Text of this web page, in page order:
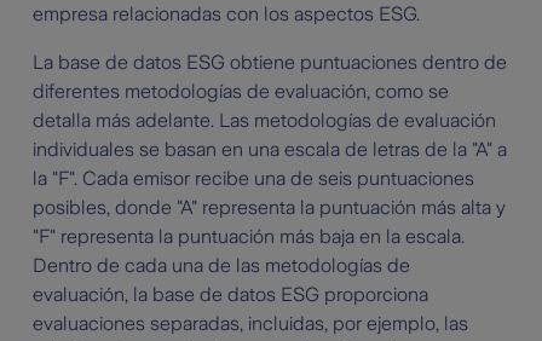
empresa relacionadas con los aspectos ESG.
La base de datos ESG obtiene puntuaciones dentro de
diferentes metodologías de evaluación, como se
detalla más adelante. Las metodologías de evaluación
individuales se basan en una escala de letras de la "A" a
la "F". Cada emisor recibe una de seis puntuaciones
posibles, donde "A" representa la puntuación más alta y
"F" representa la puntuación más baja en la escala.
Dentro de cada una de las metodologías de
evaluación, la base de datos ESG proporciona
evaluaciones separadas, incluidas, por ejemplo, las